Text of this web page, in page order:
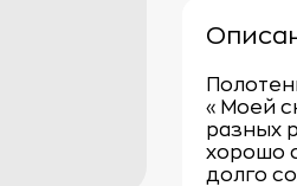
«Моей
разных
хорошо
долго